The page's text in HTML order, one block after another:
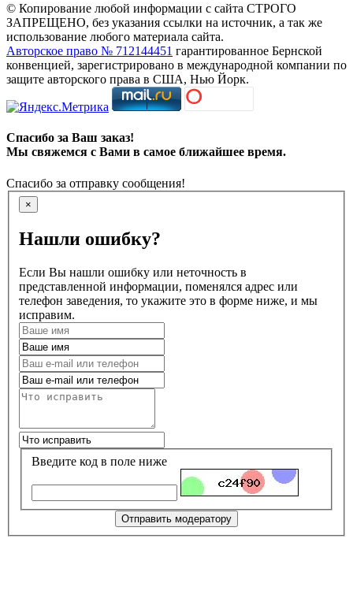
© Копирование любой информации с сайта СТРОГО
ЗАПРЕЩЕНО, без указания ссылки на источник, а так же
использование любого материала сайта.
Авторское право № 712144451 гарантированное Бернской
конвенцией, зарегистрировано в международной компании по
защите авторского права в США, Нью Йорк.
Спасибо за Ваш заказ!
Мы свяжемся с Вами в самое ближайшее время.
Спасибо за отправку сообщения!
×
Нашли ошибку?
Если Вы нашли ошибку или неточность в
представленной информации, поменялся адрес или
телефон заведения, то укажите это в форме ниже, и мы
исправим.
Введите код в поле ниже
Отправить модератору